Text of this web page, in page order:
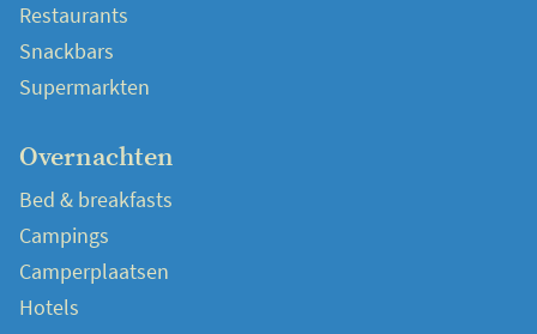
Restaurants
Snackbars
Supermarkten
Overnachten
Bed & breakfasts
Campings
Camperplaatsen
Hotels